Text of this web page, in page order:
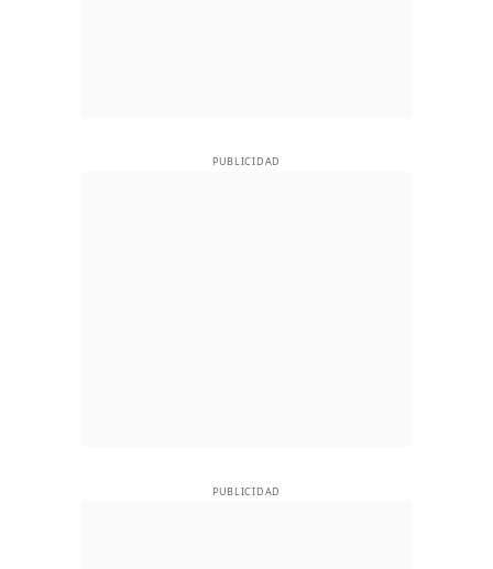
PUBLICIDAD
PUBLICIDAD